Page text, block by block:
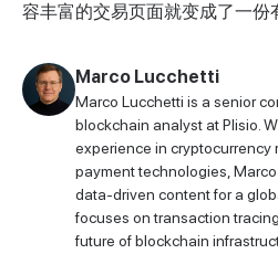
容丰富的交易页面就变成了一份
Marco Lucchetti
Marco Lucchetti is a senior
blockchain analyst at Plisio.
experience in cryptocurrency
payment technologies,
data-driven content for a
focuses on transaction
future of blockchain